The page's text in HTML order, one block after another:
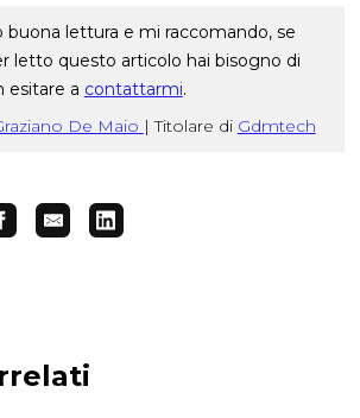
buona lettura e mi raccomando, se
letto questo articolo hai bisogno di
esitare a contattarmi.
De Maio | Titolare di Gdmtech